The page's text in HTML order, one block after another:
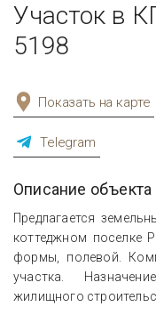
Участок в
5198
Показать на карте
Telegram
Описание объекта
Предлагается
коттеджном поселке
формы, полевой.
участка.
жилищного